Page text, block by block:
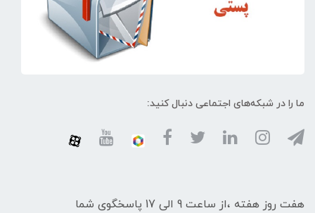
ما را در شبکه‌های اجتماعی دنبال کنید:
هفت روز هفته ،از ساعت 9 الی 17 پاسخگوی شما